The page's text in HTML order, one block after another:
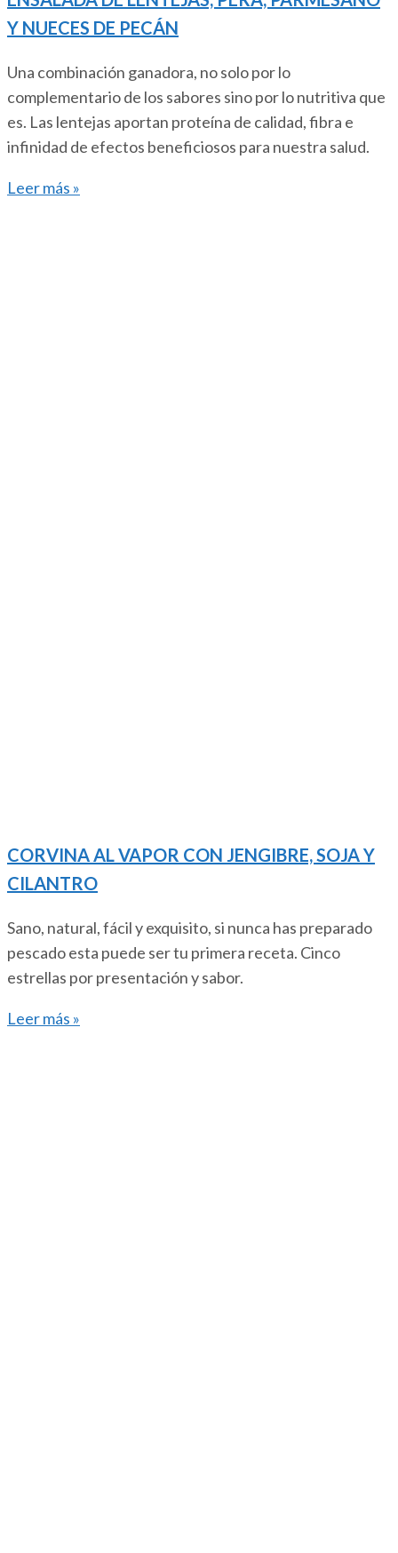
Y NUECES DE PECÁN
Una combinación ganadora, no solo por lo
complementario de los sabores sino por lo nutritiva que
es. Las lentejas aportan proteína de calidad, fibra e
infinidad de efectos beneficiosos para nuestra salud.
Leer más »
CORVINA AL VAPOR CON JENGIBRE, SOJA Y
CILANTRO
Sano, natural, fácil y exquisito, si nunca has preparado
pescado esta puede ser tu primera receta. Cinco
estrellas por presentación y sabor.
Leer más »